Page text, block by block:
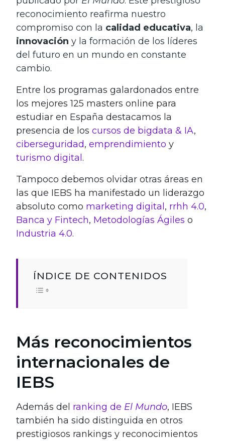
reconocimiento reafirma nuestro
compromiso con la calidad educativa, la
innovación y la formación de los líderes
del futuro en un mundo en constante
cambio.
Entre los programas galardonados entre
los mejores 125 masters online para
estudiar en España destacamos la
presencia de los cursos de bigdata & IA,
ciberseguridad, emprendimiento y
turismo digital .
Tampoco debemos olvidar otras áreas en
las que IEBS ha manifestado un liderazgo
absoluto como marketing digital , rrhh 4.0,
Banca y Fintech, Metodologías Ágiles o
Industria 4.0.
ÍNDICE DE CONTENIDOS
Más reconocimientos
internacionales de
IEBS
Además del ranking de El Mundo, IEBS
también ha sido distinguida en otros
prestigiosos rankings y reconocimientos